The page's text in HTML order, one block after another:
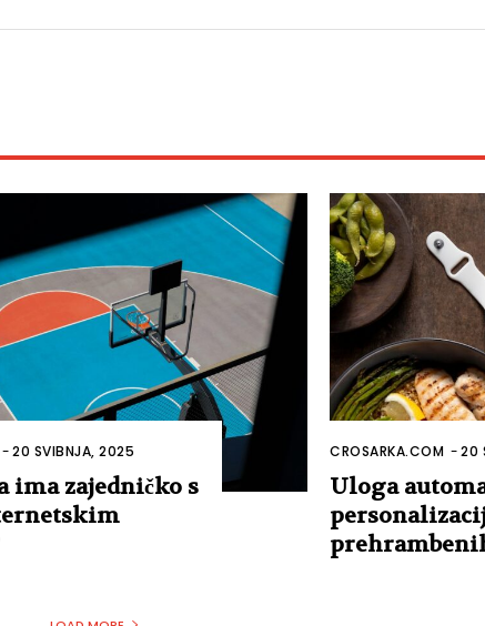
-20 SVIBNJA, 2025
ima zajedničko s
CROSARKA.COM -20
Uloga